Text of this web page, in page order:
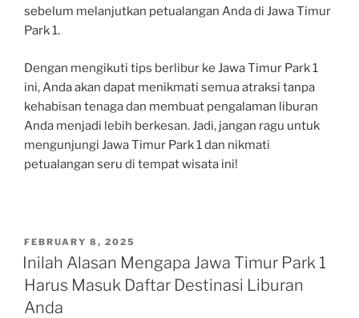
sebelum melanjutkan petualangan Anda di Jawa Timur
Park 1.
Dengan mengikuti tips berlibur ke Jawa Timur Park 1
ini, Anda akan dapat menikmati semua atraksi tanpa
kehabisan tenaga dan membuat pengalaman liburan
Anda menjadi lebih berkesan. Jadi, jangan ragu untuk
mengunjungi Jawa Timur Park 1 dan nikmati
petualangan seru di tempat wisata ini!
POSTED
ON
FEBRUARY 8, 2025
Inilah Alasan Mengapa Jawa Timur Park 1
Harus Masuk Daftar Destinasi Liburan
Anda